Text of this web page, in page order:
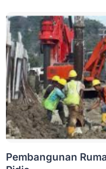
Pembangunan